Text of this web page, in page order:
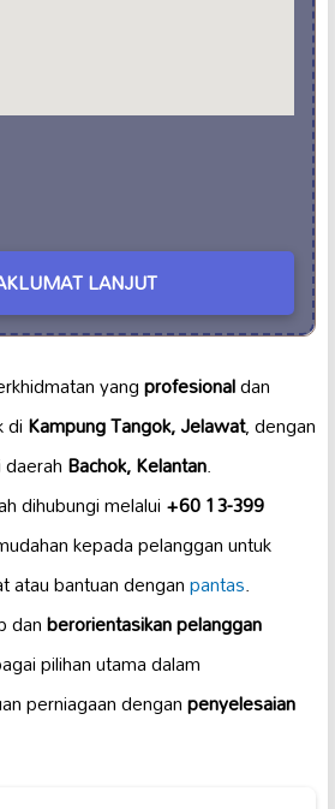
LANJUT
yangprofesionaldan
diKampung Tangok, Jelawat, dengan
Bachok, Kelantan.
dihubungi melalui+60 13-399
kepada pelanggan untuk
atau bantuan denganpantas.
danberorientasikan pelanggan
pilihan utama dalam
perniagaan denganpenyelesaian